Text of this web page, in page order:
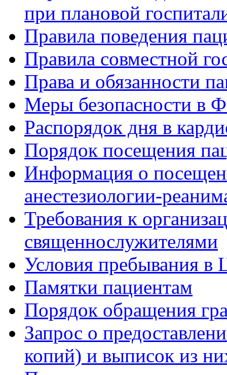
при плановой
Правила поведения
Правила совместной
Права и обязанности
Меры безопасности в
Распорядок дня в
Порядок посещения
Информация о
анестезиологии-
Требования к
священнослужителями
Условия пребывания в
Памятки пациентам
Порядок обращения
Запрос о
копий) и выписок из